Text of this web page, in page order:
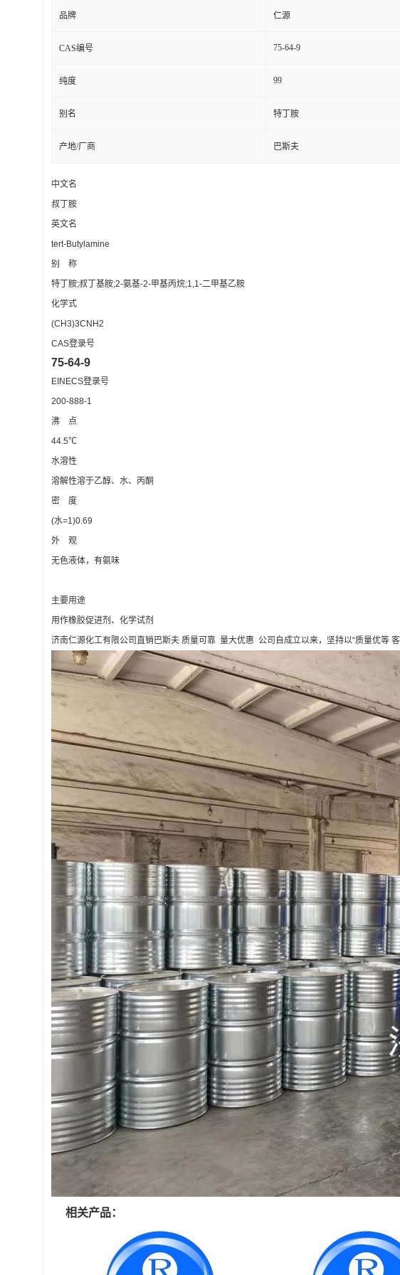
品牌 仁源
CAS编号 75-64-9
纯度 99
别名 特丁胺
产地/厂商 巴斯夫
中文名
叔丁胺
英文名
tert-Butylamine
别 称
特丁胺;叔丁基胺;2-氨基-2-甲基丙烷;1,1-二甲基乙胺
化学式
(CH3)3CNH2
CAS登录号
75-64-9
EINECS登录号
200-888-1
沸 点
44.5℃
水溶性
溶解性溶于乙醇、水、丙酮
密 度
(水=1)0.69
外 观
无色液体，有氨味
主要用途
用作橡胶促进剂、化学试剂
济南仁源化工有限公司直销巴斯夫 质量可靠 量大优惠 公司自成立以来，坚持以“质量优等
相关产品：